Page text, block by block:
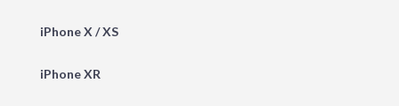
iPhone X / XS
iPhone XR